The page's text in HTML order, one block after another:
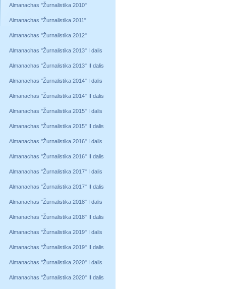
Almanachas "Žurnalistika 2010"
Almanachas "Žurnalistika 2011"
Almanachas "Žurnalistika 2012"
Almanachas "Žurnalistika 2013" I dalis
Almanachas "Žurnalistika 2013" II dalis
Almanachas "Žurnalistika 2014" I dalis
Almanachas "Žurnalistika 2014" II dalis
Almanachas "Žurnalistika 2015" I dalis
Almanachas "Žurnalistika 2015" II dalis
Almanachas "Žurnalistika 2016" I dalis
Almanachas "Žurnalistika 2016" II dalis
Almanachas "Žurnalistika 2017" I dalis
Almanachas "Žurnalistika 2017" II dalis
Almanachas "Žurnalistika 2018" I dalis
Almanachas "Žurnalistika 2018" II dalis
Almanachas "Žurnalistika 2019" I dalis
Almanachas "Žurnalistika 2019" II dalis
Almanachas "Žurnalistika 2020" I dalis
Almanachas "Žurnalistika 2020" II dalis